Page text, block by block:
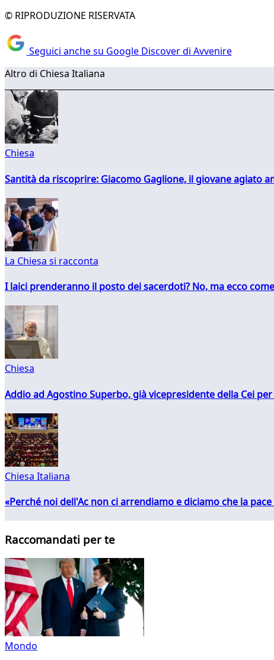
© RIPRODUZIONE RISERVATA
Seguici anche su Google Discover di Avvenire
Altro di Chiesa Italiana
Chiesa
Santità da riscoprire: Giacomo Gaglione, il giovane agiato
La Chiesa si racconta
I laici prenderanno il posto dei sacerdoti? No, ma ecco
Chiesa
Addio ad Agostino Superbo, già vicepresidente della Cei
Chiesa Italiana
«Perché noi dell'Ac non ci arrendiamo e diciamo che la
Raccomandati per te
Mondo